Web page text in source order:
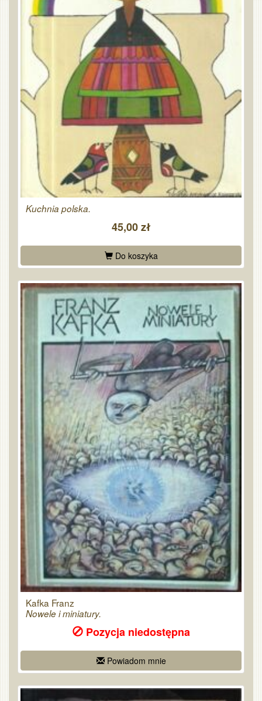
Kuchnia polska.
45,00 zł
Do koszyka
Kafka Franz
Nowele i miniatury.
Pozycja niedostępna
Powiadom mnie